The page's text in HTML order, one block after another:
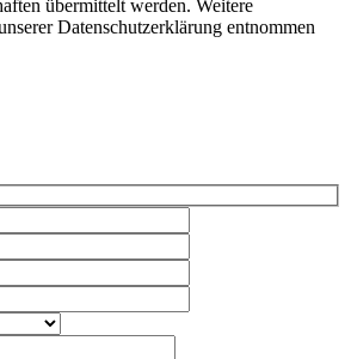
übermittelt werden. Weitere
Datenschutzerklärung entnommen